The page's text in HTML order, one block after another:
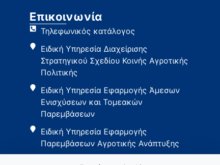
Επικοινωνία
Τηλεφωνικός κατάλογος
Ειδική Υπηρεσία Διαχείρισης
Στρατηγικού Σχεδίου Κοινής Αγροτικής
Πολιτικής
Ειδική Υπηρεσία Εφαρμογής Άμεσων
Ενισχύσεων και Τομεακών
Παρεμβάσεων
Ειδική Υπηρεσία Εφαρμογής
Παρεμβάσεων Αγροτικής Ανάπτυξης